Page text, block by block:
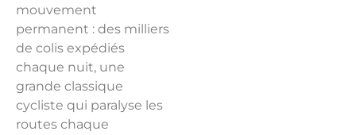
mouvement
permanent : des milliers
de colis expédiés
chaque nuit, une
grande classique
cycliste qui paralyse les
routes chaque